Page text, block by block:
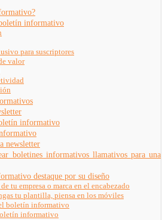
informativo
para suscriptores
valor
informativo
newsletter
boletines informativos llamativos para una
destaque por su diseño
tu empresa o marca en el encabezado
tu plantilla, piensa en los móviles
boletín informativo
informativo